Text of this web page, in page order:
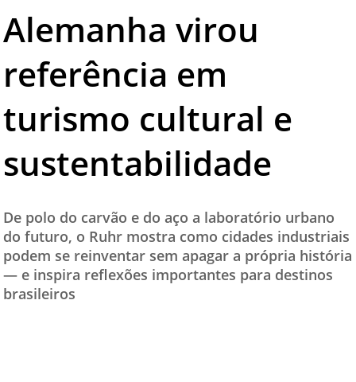
TESTADO E APROVADO
PARCEIROS
QUEM SOMOS - EQUIPE
CONTATO
Alemanha virou
referência em
turismo cultural e
sustentabilidade
De polo do carvão e do aço a laboratório urbano
do futuro, o Ruhr mostra como cidades industriais
podem se reinventar sem apagar a própria história
— e inspira reflexões importantes para destinos
brasileiros